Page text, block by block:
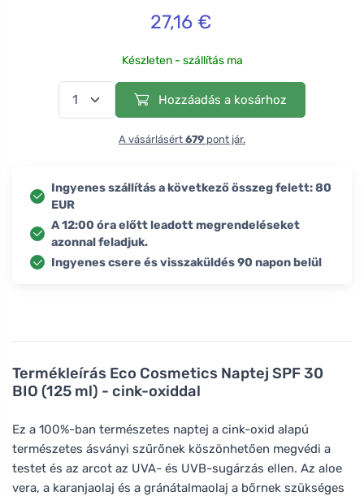
Termékleírás Eco Cosmetics Naptej SPF 30
BIO (125 ml) - cink-oxiddal
Ez a 100%-ban természetes naptej a cink-oxid alapú
természetes ásványi szűrőnek köszönhetően megvédi a
testet és az arcot az UVA- és UVB-sugárzás ellen. Az aloe
vera, a karanjaolaj és a gránátalmaolaj a bőrnek szükséges
27,16 €
Készleten - szállítás ma
Hozzáadás a kosárhoz
A vásárlásért 679 pont jár.
Ingyenes szállítás a következő összeg felett: 80
EUR
A 12:00 óra előtt leadott megrendeléseket
azonnal feladjuk.
Ingyenes csere és visszaküldés 90 napon belül